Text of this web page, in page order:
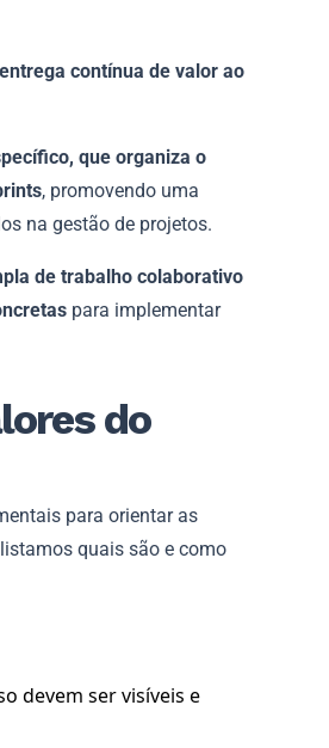
contínua de valor ao
que organiza o
, promovendo uma
na gestão de projetos.
de trabalho colaborativo
para implementar
do
para orientar as
quais são e como
devem ser visíveis e